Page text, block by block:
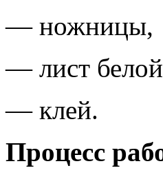
— ножницы,
— лист
— клей.
Процесс